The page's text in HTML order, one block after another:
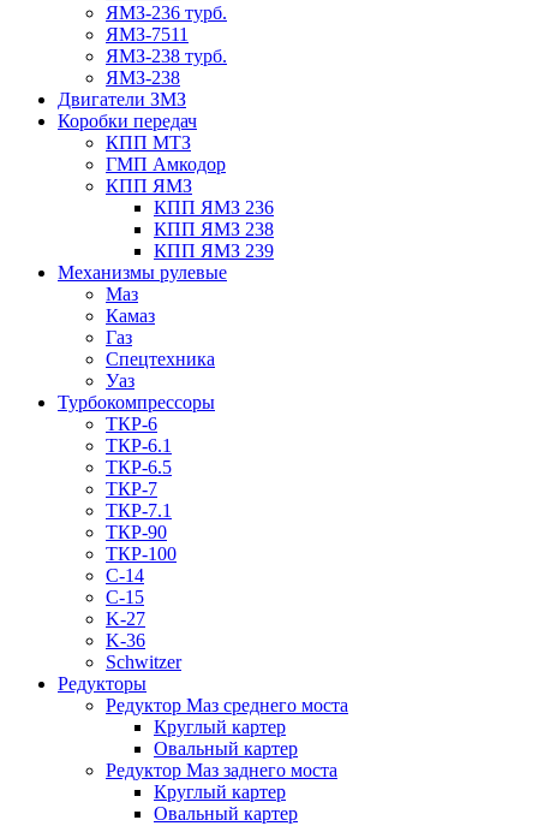
ЯМЗ-236 турб.
ЯМЗ-7511
ЯМЗ-238 турб.
ЯМЗ-238
Двигатели ЗМЗ
Коробки передач
КПП МТЗ
ГМП Амкодор
КПП ЯМЗ
КПП ЯМЗ 236
КПП ЯМЗ 238
КПП ЯМЗ 239
Механизмы рулевые
Маз
Камаз
Газ
Спецтехника
Уаз
Турбокомпрессоры
ТКР-6
ТКР-6.1
ТКР-6.5
ТКР-7
ТКР-7.1
ТКР-90
ТКР-100
C-14
C-15
K-27
K-36
Schwitzer
Редукторы
Редуктор Маз среднего моста
Круглый картер
Овальный картер
Редуктор Маз заднего моста
Круглый картер
Овальный картер